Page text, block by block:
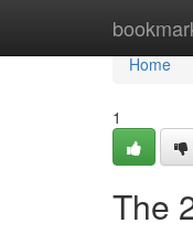
Home
Home
1
The